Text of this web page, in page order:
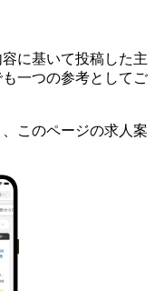
に基いて投稿した主
一つの参考としてご
このページの求人案